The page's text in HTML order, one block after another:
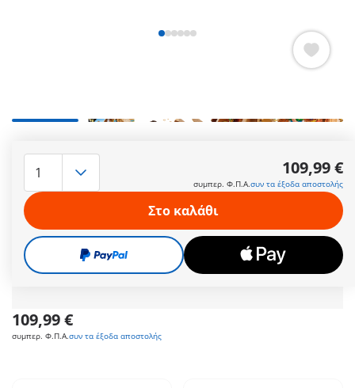
Φαραώ, για να τους κάνει ξενάγηση, αλλά τελικά τους αφήνει
μόνους τους. Εκεί, εκτός από μια μυστική αίθουσα με
θησαυρό και τοίχοι διακοσμημένοι με τοιχογραφίες, τους
περιμένουν και πολλές άλλες εκπλήξεις όπως μια καταπακτή,
ένα μπουντρούμι και μια περιστρεφόμενη πόρτα που οδηγεί
σε άλλες, κρυφές αίθουσες. Ευτυχώς, χάρη στον Dogmatix, οι
Γαλάτες βγαίνουν σώοι και ασφαλείς από τον λαβύριθνο.
Διαστάσεις Πυραμίδας: 46 x 37.5 x 27 εκ. (ΜxΠxY)
Περισσότερες πληροφορίες
109,99 €
συμπερ. Φ.Π.Α.συν τα έξοδα αποστολής
109,99 €
συμπερ. Φ.Π.Α.συν τα έξοδα αποστολής
Στο καλάθι